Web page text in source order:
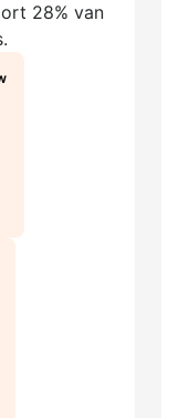
28% van